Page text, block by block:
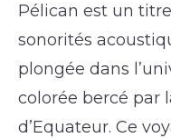
Pélican est un
sonorités
plongée dans
colorée bercé par
d’Equateur. Ce